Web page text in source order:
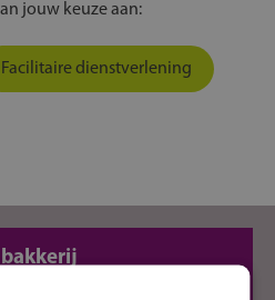
jouw keuze aan:
Facilitaire dienstverlening
bakkerij